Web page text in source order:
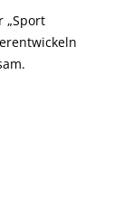
„Sport